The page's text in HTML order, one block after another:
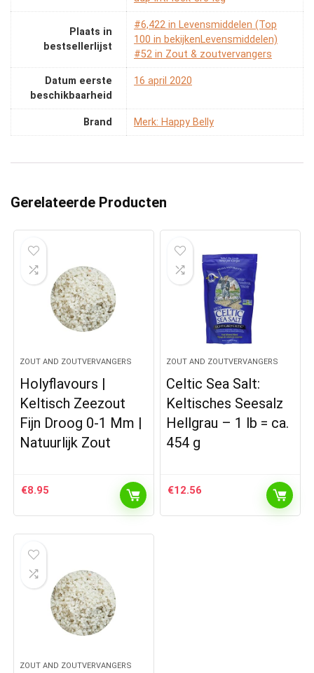
Plaats in
bestsellerlijst
#6,422 in Levensmiddelen (Top
100 in bekijkenLevensmiddelen)
#52 in Zout & zoutvervangers
Datum eerste
beschikbaarheid
16 april 2020
Brand Merk: Happy Belly
Gerelateerde Producten
ZOUT AND ZOUTVERVANGERS
Holyflavours |
Keltisch Zeezout
Fijn Droog 0-1 Mm |
Natuurlijk Zout
€8.95
ZOUT AND ZOUTVERVANGERS
Celtic Sea Salt:
Keltisches Seesalz
Hellgrau – 1 lb = ca.
454 g
€12.56
ZOUT AND ZOUTVERVANGERS